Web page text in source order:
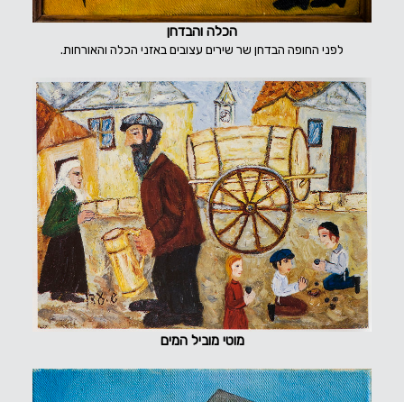
הכלה והבדחן
לפני החופה הבדחן שר שירים עצובים באזני הכלה והאורחות.
מוטי מוביל המים